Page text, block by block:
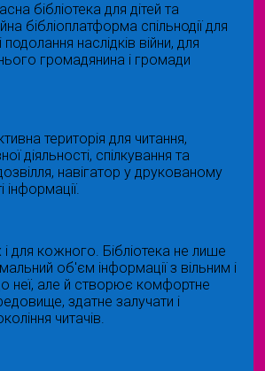
бібліотека для дітей та
бібліоплатформа спільнодії для
подолання наслідків війни, для
громадянина і громади
територія для читання,
діяльності, спілкування та
навігатор у друкованому
і для кожного. Бібліотека не лише
об'єм інформації з вільним і
неї, але й створює комфортне
здатне залучати і
читачів.